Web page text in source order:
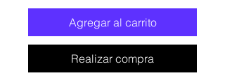
Agregar al carrito
Realizar compra